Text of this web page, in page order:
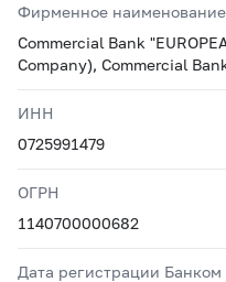
Фирменное
Commercial Bank
Company), Commercial
ИНН
0725991479
ОГРН
1140700000682
Дата регистрации Банком